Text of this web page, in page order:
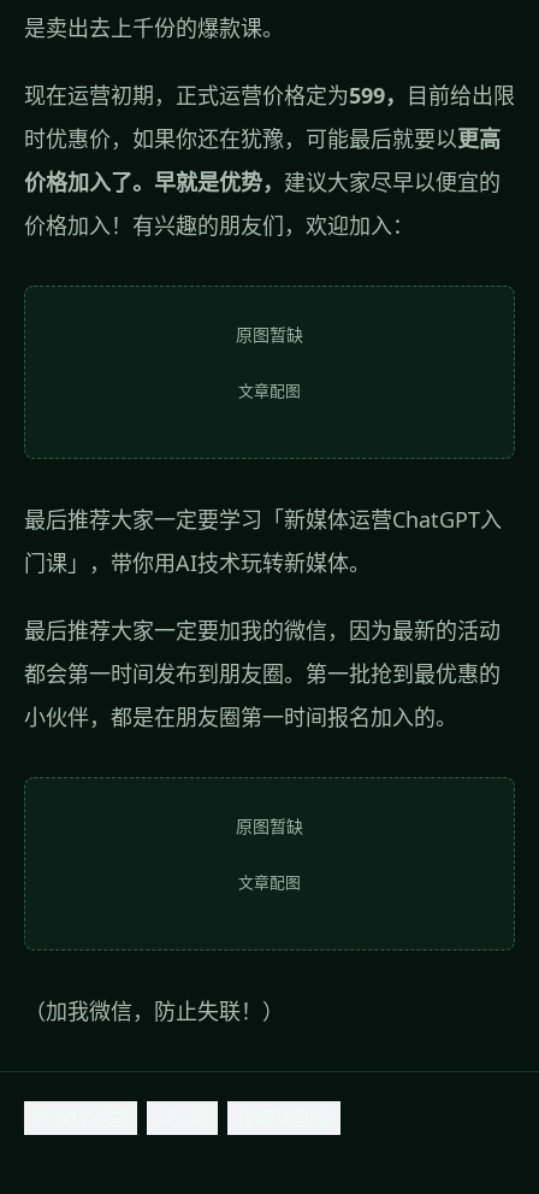
是卖出去上千份的爆款课。
现在运营初期，正式运营价格定为599， 目前给出限
时优惠价，如果你还在犹豫，可能最后就要以更高
价格加入了。早就是优势， 建议大家尽早以便宜的
价格加入！有兴趣的朋友们，欢迎加入：
原图暂缺
文章配图
最后推荐大家一定要学习「新媒体运营ChatGPT入
门课」，带你用AI技术玩转新媒体。
最后推荐大家一定要加我的微信，因为最新的活动
都会第一时间发布到朋友圈。第一批抢到最优惠的
小伙伴，都是在朋友圈第一时间报名加入的。
原图暂缺
文章配图
（加我微信，防止失联！）